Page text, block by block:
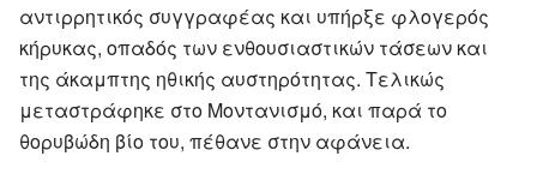
αντιρρητικός συγγραφέας και υπήρξε φλογερός
κήρυκας, οπαδός των ενθουσιαστικών τάσεων και
της άκαμπτης ηθικής αυστηρότητας. Τελικώς
μεταστράφηκε στο Μοντανισμό, και παρά το
θορυβώδη βίο του, πέθανε στην αφάνεια.